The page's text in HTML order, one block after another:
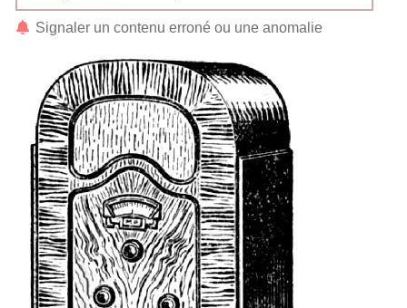
Signaler un contenu erroné ou une anomalie